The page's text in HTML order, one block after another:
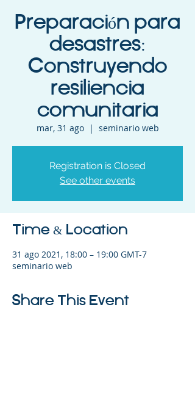
Preparación para
desastres:
Construyendo
resiliencia
comunitaria
mar, 31 ago
  |
seminario web
Registration is Closed
See other events
Time & Location
31 ago 2021, 18:00 – 19:00 GMT-7
seminario web
Share This Event